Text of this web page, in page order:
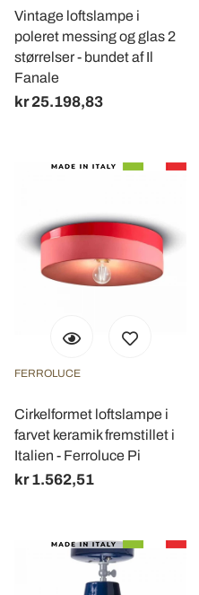
Vintage loftslampe i
poleret messing og glas 2
størrelser - bundet af Il
Fanale
kr 25.198,83
FERROLUCE
Cirkelformet loftslampe i
farvet keramik fremstillet i
Italien - Ferroluce Pi
kr 1.562,51